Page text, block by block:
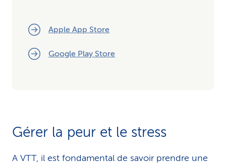
Apple App Store
Google Play Store
Gérer la peur et le stress
A VTT, il est fondamental de savoir prendre une